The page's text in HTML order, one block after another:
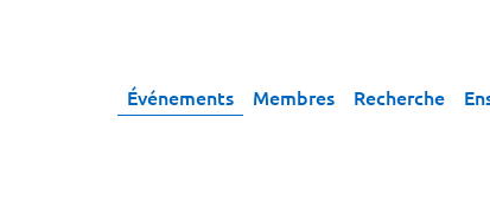
Événements Membres Recherche